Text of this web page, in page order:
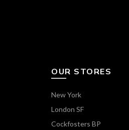
OUR STORES
New York
London SF
Cockfosters BP